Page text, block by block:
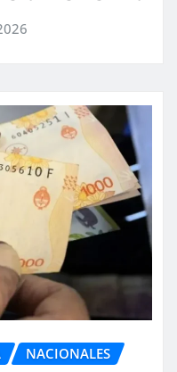
NACIONALES